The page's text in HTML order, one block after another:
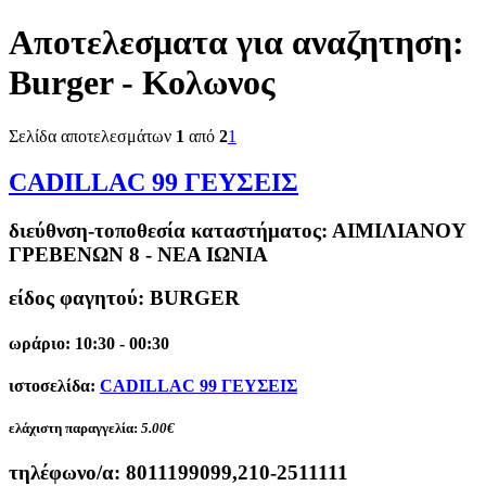
Αποτελεσματα για αναζητηση:
Burger - Κολωνος
Σελίδα αποτελεσμάτων 1 από 21
CADILLAC 99 ΓΕΥΣΕΙΣ
διεύθνση-τοποθεσία καταστήματος: ΑΙΜΙΛΙΑΝΟΥ
ΓΡΕΒΕΝΩΝ 8 - ΝΕΑ ΙΩΝΙΑ
είδος φαγητού: BURGER
ωράριο: 10:30 - 00:30
ιστοσελίδα: CADILLAC 99 ΓΕΥΣΕΙΣ
ελάχιστη παραγγελία: 5.00€
τηλέφωνο/α: 8011199099,210-2511111